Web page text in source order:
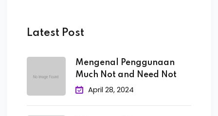
Latest Post
Mengenal Penggunaan
Much Not and Need Not
April 28, 2024